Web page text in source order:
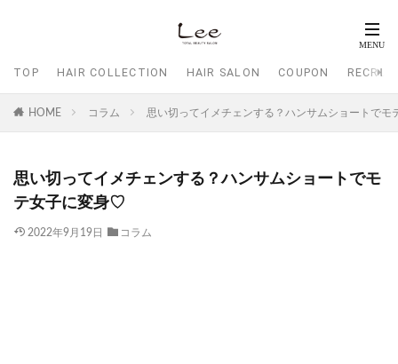
TOP HAIR COLLECTION HAIR SALON COUPON
HOME コラム 思い切ってイメチェンする？ハンサムショートで
思い切ってイメチェンする？ハンサムショートでモ
テ女子に変身♡
2022年9月19日 コラム